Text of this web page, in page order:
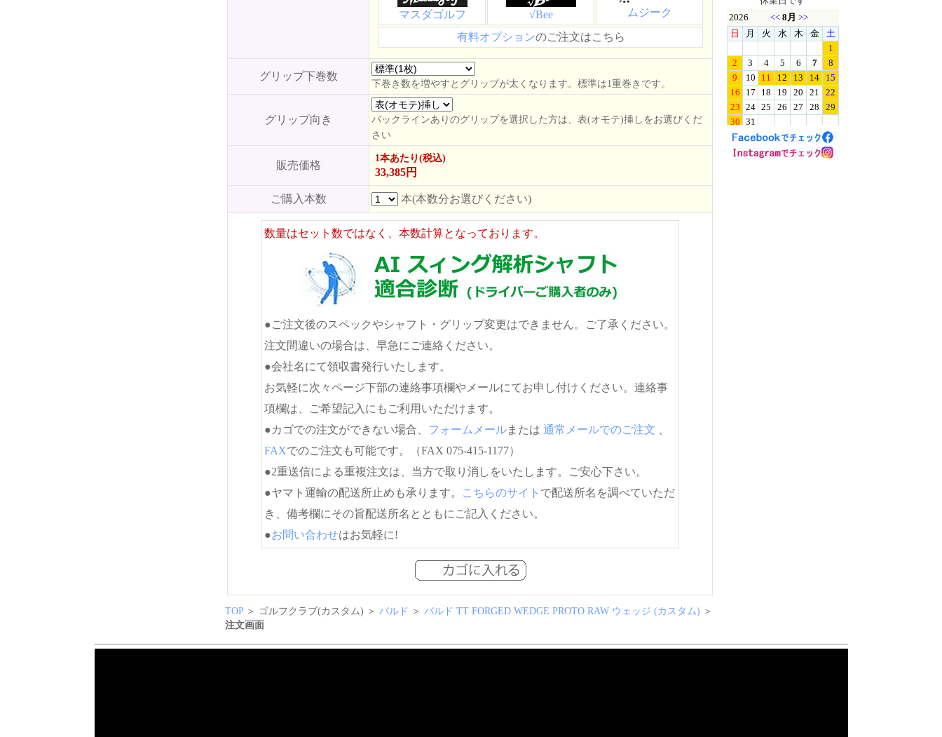
マスダゴルフ √Bee ムジーク
有料オプションのご注文はこちら
グリップ下巻数
下巻き数を増やすとグリップが太くなります。標準は1重巻きです。
グリップ向き
バックラインありのグリップを選択した方は、表(オモテ)挿しをお選びくだ
さい
販売価格
1本あたり(税込)
33,385円
ご購入本数 本(本数分お選びください)
数量はセット数ではなく、本数計算となっております。
●ご注文後のスペックやシャフト・グリップ変更はできません。ご了承ください。
注文間違いの場合は、早急にご連絡ください。
●会社名にて領収書発行いたします。
お気軽に次々ページ下部の連絡事項欄やメールにてお申し付けください。連絡事
項欄は、ご希望記入にもご利用いただけます。
●カゴでの注文ができない場合、 フォームメールまたは 通常メールでのご注文
FAXでのご注文も可能です。（FAX 075-415-1177）
●2重送信による重複注文は、当方で取り消しをいたします。ご安心下さい。
●ヤマト運輸の配送所止めも承ります。
こちらのサイト で配送所名を調べていただ
き、備考欄にその旨配送所名とともにご記入ください。
●お問い合わせはお気軽に!
TOP ＞ ゴルフクラブ(カスタム) ＞ バルド ＞ バルド TT FORGED WEDGE PROTO RAW ウェッジ (カスタム) ＞
注文画面